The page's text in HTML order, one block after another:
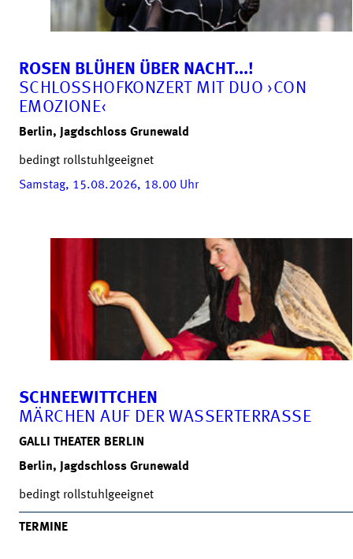
ROSEN BLÜHEN ÜBER NACHT...!
SCHLOSSHOFKONZERT MIT DUO ›CON
EMOZIONE‹
Berlin, Jagdschloss Grunewald
bedingt rollstuhlgeeignet
Samstag, 15.08.2026, 18.00 Uhr
SCHNEEWITTCHEN
MÄRCHEN AUF DER WASSERTERRASSE
GALLI THEATER BERLIN
Berlin, Jagdschloss Grunewald
bedingt rollstuhlgeeignet
TERMINE